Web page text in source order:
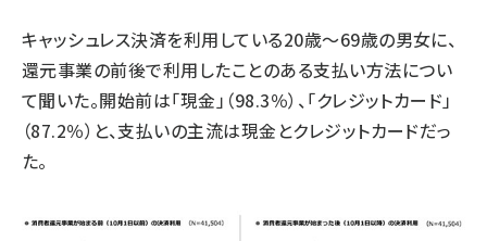
キャッシュレス決済を利用している20歳～69歳の男女に、
還元事業の前後で利用したことのある支払い方法につい
て聞いた。開始前は「現金」（98.3％）、「クレジットカード」
（87.2％）と、支払いの主流は現金とクレジットカードだっ
た。